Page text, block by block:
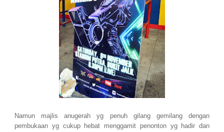
Namun majlis anugerah yg penuh gilang gemilang dengan
pembukaan yg cukup hebat menggamit penonton yg hadir dan